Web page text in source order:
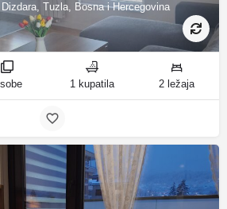
Tuzla, Bosna i Hercegovina
1 kupatila 2 ležaja